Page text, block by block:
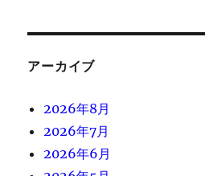
アーカイブ
2026年8月
2026年7月
2026年6月